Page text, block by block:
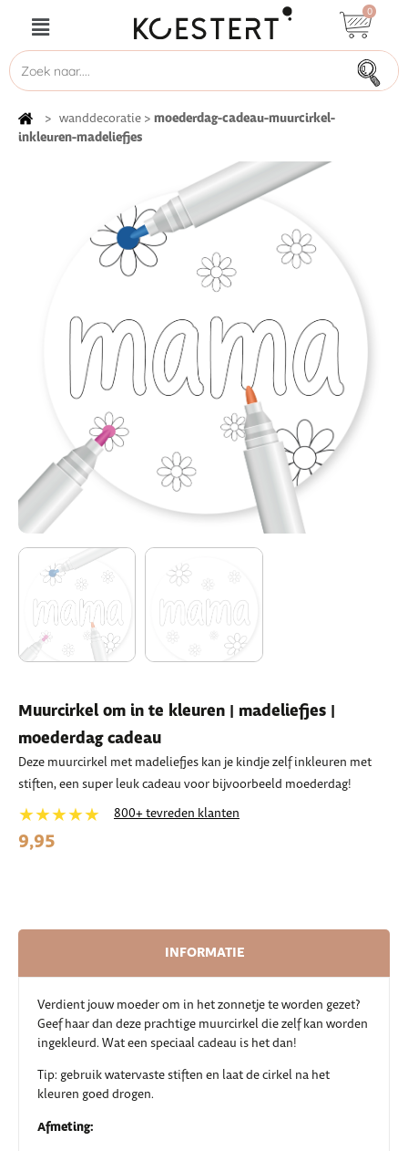
0
> wanddecoratie > moederdag-cadeau-muurcirkel-
inkleuren-madeliefjes
Muurcirkel om in te kleuren | madeliefjes |
moederdag cadeau
Deze muurcirkel met madeliefjes kan je kindje zelf inkleuren met
stiften, een super leuk cadeau voor bijvoorbeeld moederdag!
★★★★★ 800+ tevreden klanten
9,95
INFORMATIE
Verdient jouw moeder om in het zonnetje te worden gezet?
Geef haar dan deze prachtige muurcirkel die zelf kan worden
ingekleurd. Wat een speciaal cadeau is het dan!
Tip: gebruik watervaste stiften en laat de cirkel na het
kleuren goed drogen.
Afmeting: